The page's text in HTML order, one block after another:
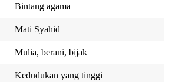
Bintang agama
Mati Syahid
Mulia, berani, bijak
Kedudukan yang tinggi